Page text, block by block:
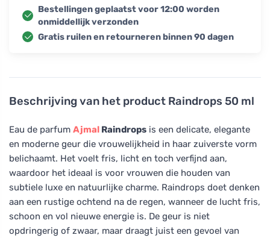
Beschrijving van het product Raindrops 50 ml
Eau de parfum Ajmal Raindrops is een delicate, elegante
en moderne geur die vrouwelijkheid in haar zuiverste vorm
belichaamt. Het voelt fris, licht en toch verfijnd aan,
waardoor het ideaal is voor vrouwen die houden van
subtiele luxe en natuurlijke charme. Raindrops doet denken
aan een rustige ochtend na de regen, wanneer de lucht fris,
schoon en vol nieuwe energie is. De geur is niet
opdringerig of zwaar, maar draagt juist een gevoel van
Bestellingen geplaatst voor 12:00 worden
onmiddellijk verzonden
Gratis ruilen en retourneren binnen 90 dagen